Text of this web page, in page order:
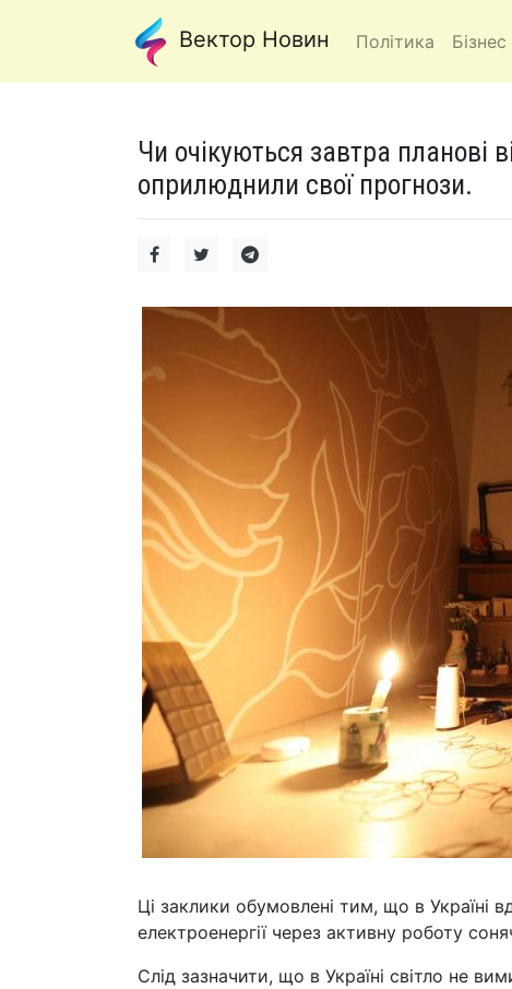
Вектор Новин Політика Бізнес
Чи очікуються завтра планові
оприлюднили свої прогнози.
Ці заклики обумовлені тим, що в Україні
електроенергії через активну роботу
Слід зазначити, що в Україні світло не